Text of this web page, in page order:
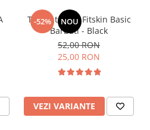
-52% NOU
Tricou tehnic Fitskin Basic
Barbati - Black
52,00 RON
25,00 RON
VEZI VARIANTE